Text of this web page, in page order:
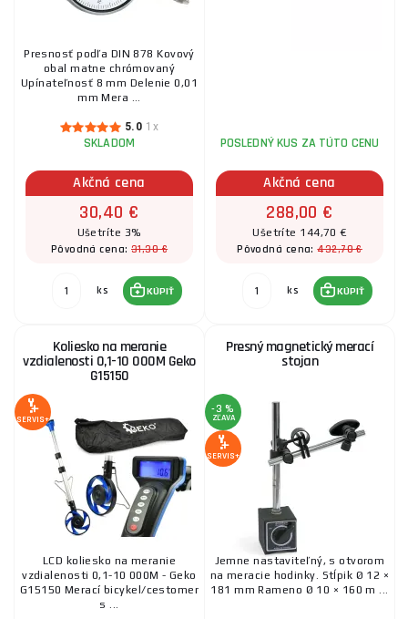
Presnosť podľa DIN 878 Kovový
obal matne chrómovaný
Upínateľnosť 8 mm Delenie 0,01
mm Mera ...
5.0 1x
SKLADOM
Akčná cena
30,40 €
Ušetríte 3%
Pôvodná cena:31,30 €
ks KÚPIŤ
POSLEDNÝ KUS ZA TÚTO CENU
Akčná cena
288,00 €
Ušetríte 144,70 €
Pôvodná cena:432,70 €
ks KÚPIŤ
Koliesko na meranie
vzdialenosti 0,1-10 000M Geko
G15150
SERVIS+
LCD koliesko na meranie
vzdialenosti 0,1-10 000M - Geko
G15150 Merací bicykel/cestomer
s ...
Presný magnetický merací
stojan
-3 %
ZĽAVA
SERVIS+
Jemne nastaviteľný, s otvorom
na meracie hodinky. Stĺpik Ø 12 ×
181 mm Rameno Ø 10 × 160 m ...